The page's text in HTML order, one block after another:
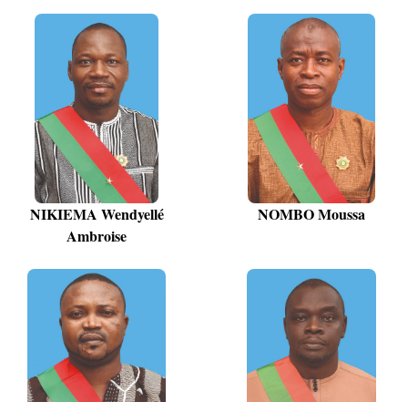
NIKIEMA Wendyellé
Ambroise
NOMBO Moussa